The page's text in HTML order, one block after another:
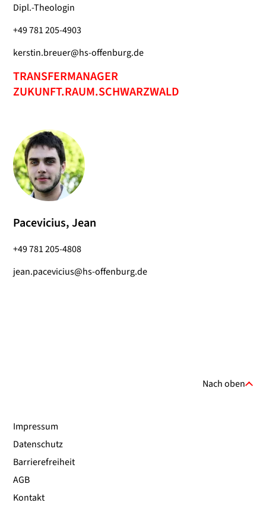
Dipl.-Theologin
+49 781 205-4903
kerstin.breuer@hs-offenburg.de
TRANSFERMANAGER
ZUKUNFT.RAUM.SCHWARZWALD
Pacevicius, Jean
+49 781 205-4808
jean.pacevicius@hs-offenburg.de
Nach oben
Impressum
Datenschutz
Barrierefreiheit
AGB
Kontakt